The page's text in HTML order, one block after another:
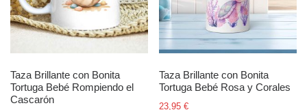
Taza Brillante con Bonita
Tortuga Bebé Rompiendo el
Cascarón
Taza Brillante con Bonita
Tortuga Bebé Rosa y Corales
23,95€